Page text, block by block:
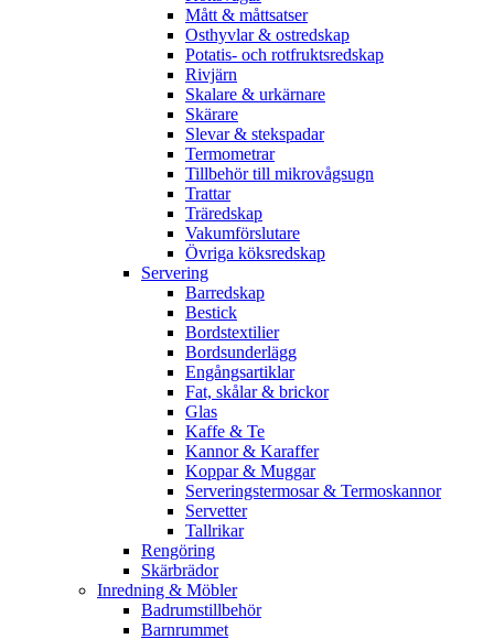
Mått & måttsatser
Osthyvlar & ostredskap
Potatis- och rotfruktsredskap
Rivjärn
Skalare & urkärnare
Skärare
Slevar & stekspadar
Termometrar
Tillbehör till mikrovågsugn
Trattar
Träredskap
Vakumförslutare
Övriga köksredskap
Servering
Barredskap
Bestick
Bordstextilier
Bordsunderlägg
Engångsartiklar
Fat, skålar & brickor
Glas
Kaffe & Te
Kannor & Karaffer
Koppar & Muggar
Serveringstermosar & Termoskannor
Servetter
Tallrikar
Rengöring
Skärbrädor
Inredning & Möbler
Badrumstillbehör
Barnrummet